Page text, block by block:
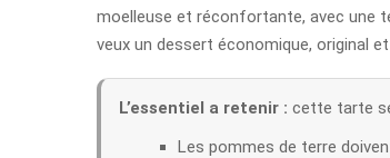
moelleuse et réconfortante, avec une
veux un dessert économique, original
L’essentiel a retenir : cette tarte
Les pommes de terre